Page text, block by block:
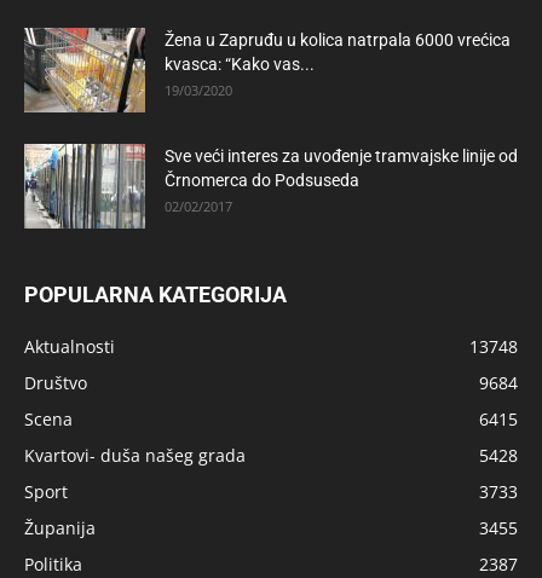
Žena u Zapruđu u kolica natrpala 6000 vrećica
kvasca: “Kako vas...
19/03/2020
Sve veći interes za uvođenje tramvajske linije od
Črnomerca do Podsuseda
02/02/2017
POPULARNA KATEGORIJA
Aktualnosti
13748
Društvo
9684
Scena
6415
Kvartovi- duša našeg grada
5428
Sport
3733
Županija
3455
Politika
2387